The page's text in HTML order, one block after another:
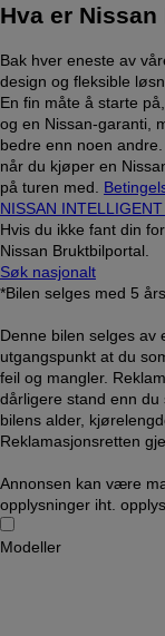
Hva er
Bak hver eneste av
design og fleksible
En fin måte å starte
og en Nissan-garanti,
bedre enn noen
når du kjøper en
på turen med.
NISSAN
Hvis du ikke fant din
Nissan Bruktbilportal.
Søk nasjonalt
*Bilen selges med 5
Denne bilen selges av
utgangspunkt at du
feil og mangler.
dårligere stand enn
bilens alder,
Reklamasjonsretten
Annonsen kan være
opplysninger iht.
Modeller